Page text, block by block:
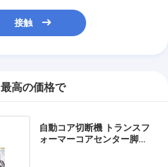
接触
最高の価格で
自動コア切断機 トランスフ
ォーマーコアセンター脚を